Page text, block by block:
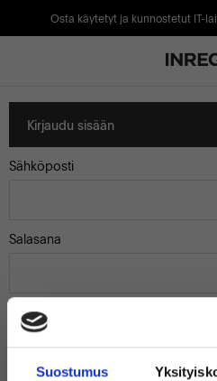
Suostumus
Osta käytetyt ja kunnostetut IT-
Kirjaudu sisään
Sähköposti
Salasana
Muista minut